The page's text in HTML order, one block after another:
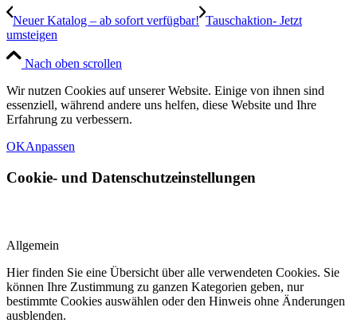
Neuer Katalog – ab sofort verfügbar! Tauschaktion- Jetzt
umsteigen
Nach oben scrollen
Wir nutzen Cookies auf unserer Website. Einige von ihnen sind
essenziell, während andere uns helfen, diese Website und Ihre
Erfahrung zu verbessern.
OKAnpassen
Cookie- und Datenschutzeinstellungen
Allgemein
Hier finden Sie eine Übersicht über alle verwendeten Cookies. Sie
können Ihre Zustimmung zu ganzen Kategorien geben, nur
bestimmte Cookies auswählen oder den Hinweis ohne Änderungen
ausblenden.